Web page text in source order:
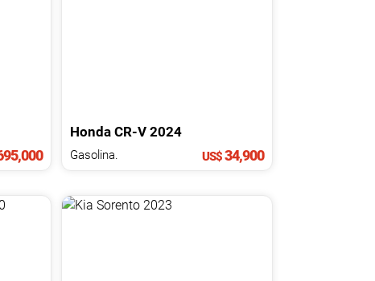
Honda CR-V 2024
Gasolina. US$34,900